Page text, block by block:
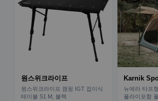
원스위크라이프
원스위크라이프 캠핑 IGT 접이식
테이블 S1 M, 블랙
Karnik
뉴에라 타프
플라이포함